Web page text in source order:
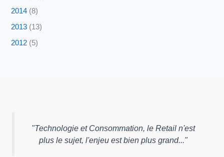
2014 (8)
2013 (13)
2012 (5)
"Technologie et Consommation, le Retail n'est
plus le sujet, l'enjeu est bien plus grand... "